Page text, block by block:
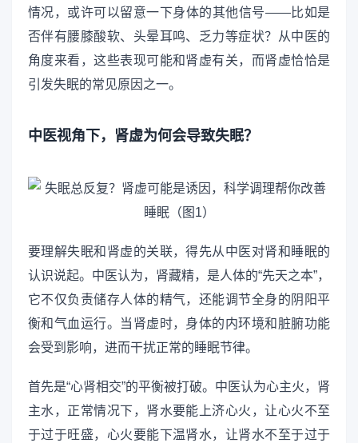
情况，或许可以留意一下身体的其他信号——比如是
否伴有腰膝酸软、头晕耳鸣、乏力等症状？从中医的
角度来看，这些表现可能和肾虚有关，而肾虚恰恰是
引发失眠的常见原因之一。
中医视角下，肾虚为何会导致失眠？
要理解失眠和肾虚的关联，得先从中医对肾和睡眠的
认识说起。中医认为，肾藏精，是人体的“先天之本”，
它不仅负责储存人体的精气，还能调节全身的阴阳平
衡和气血运行。当肾虚时，身体的内环境和脏腑功能
会受到影响，进而干扰正常的睡眠节律。
首先是“心肾相交”的平衡被打破。中医认为心主火，肾
主水，正常情况下，肾水要能上济心火，让心火不至
于过于旺盛，心火要能下温肾水，让肾水不至于过于